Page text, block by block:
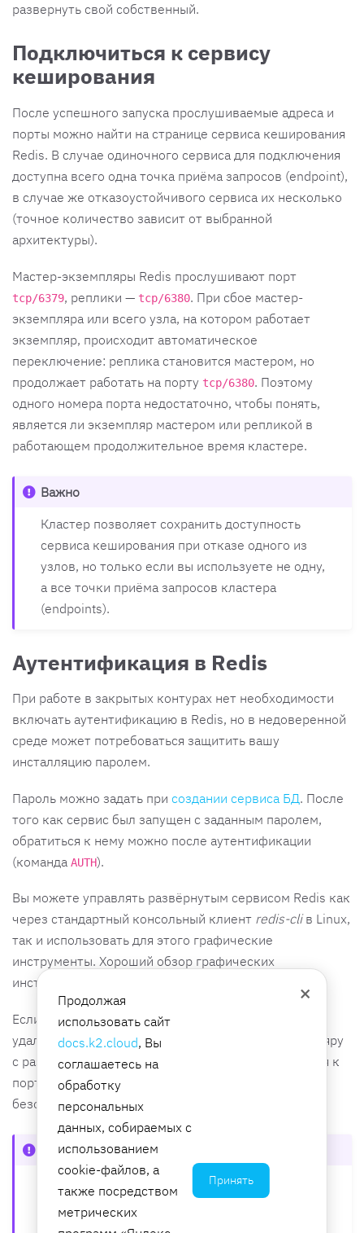
развернуть свой собственный.
Подключиться к сервису
кеширования
После успешного запуска прослушиваемые адреса и
порты можно найти на странице сервиса кеширования
Redis. В случае одиночного сервиса для подключения
доступна всего одна точка приёма запросов (endpoint),
в случае же отказоустойчивого сервиса их несколько
(точное количество зависит от выбранной
архитектуры).
Мастер-экземпляры Redis прослушивают порт
tcp/6379, реплики — tcp/6380. При сбое мастер-
экземпляра или всего узла, на котором работает
экземпляр, происходит автоматическое
переключение: реплика становится мастером, но
продолжает работать на порту tcp/6380. Поэтому
одного номера порта недостаточно, чтобы понять,
является ли экземпляр мастером или репликой в
работающем продолжительное время кластере.
Важно
Кластер позволяет сохранить доступность
сервиса кеширования при отказе одного из
узлов, но только если вы используете не одну,
а все точки приёма запросов кластера
(endpoints).
Аутентификация в Redis
При работе в закрытых контурах нет необходимости
включать аутентификацию в Redis, но в недоверенной
среде может потребоваться защитить вашу
инсталляцию паролем.
Пароль можно задать при создании сервиса БД. После
того как сервис был запущен с заданным паролем,
обратиться к нему можно после аутентификации
(команда AUTH).
Вы можете управлять развёрнутым сервисом Redis как
через стандартный консольный клиент redis-cliв Linux,
так и использовать для этого графические
инструменты. Хороший обзор графических
инструментов можно найти
Если вы хотите подключиться к сервису Redis
удалённо, не забудьте назначить Elastic IP экземпляру
с развёрнутым сервисом и разрешить подключения к
портамtcp/6379-6380
безопасности.
Важно
Будьте осторожны, открывая доступ к Redis
из интернета. Рекомендуем ограничить
доступ конкретными IP-адресами, а также
×
Продолжая
использовать сайт
docs.k2.cloud, Вы
соглашаетесь на
обработку
персональных
данных, собираемых с
использованием
cookie-файлов, а
также посредством
метрических
Принять